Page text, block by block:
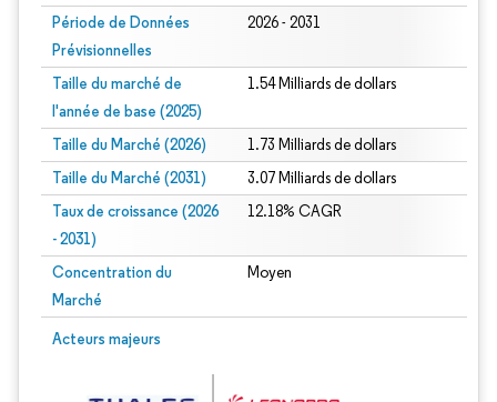
Période de Données
Prévisionnelles
2026 - 2031
Taille du marché de
l'année de base (2025)
1.54 Milliards de dollars
Taille du Marché (2026) 1.73 Milliards de dollars
Taille du Marché (2031) 3.07 Milliards de dollars
Taux de croissance (2026
- 2031)
12.18% CAGR
Concentration du
Marché
Moyen
Acteurs majeurs
Image © Mordor Intelligence. La réutilisation nécessite une attribution sous CC